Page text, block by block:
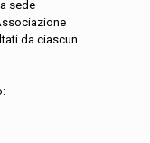
sede
da ciascun